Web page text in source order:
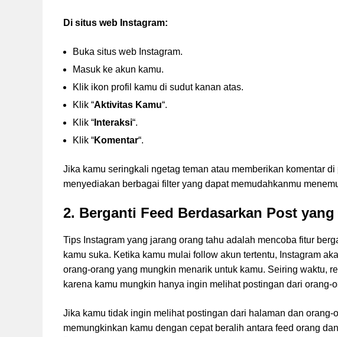
Di situs web Instagram:
Buka situs web Instagram.
Masuk ke akun kamu.
Klik ikon profil kamu di sudut kanan atas.
Klik “Aktivitas Kamu“.
Klik “ Interaksi“.
Klik “Komentar“.
Jika kamu seringkali ngetag teman atau memberikan komentar
menyediakan berbagai filter yang dapat memudahkanmu
2. Berganti Feed Berdasarkan Post
Tips Instagram yang jarang orang tahu adalah mencoba fitur
kamu suka. Ketika kamu mulai follow akun tertentu, Instagram
orang-orang yang mungkin menarik untuk kamu. Seiring waktu,
karena kamu mungkin hanya ingin melihat postingan dari orang-
Jika kamu tidak ingin melihat postingan dari halaman dan orang-
memungkinkan kamu dengan cepat beralih antara feed orang